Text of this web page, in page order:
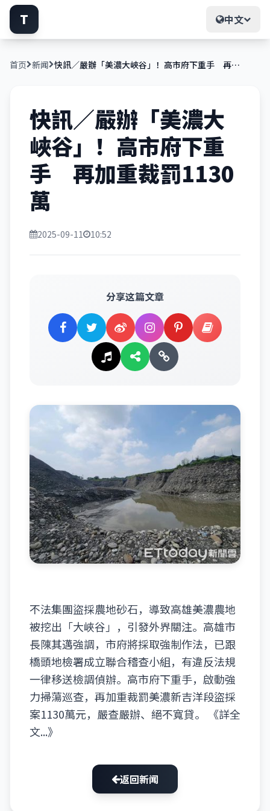
T 中文
首页 新闻 快訊／嚴辦「美濃大峽谷」！高市府下重手 再加重裁罰1130萬
快訊／嚴辦「美濃大
峽谷」！高市府下重
手 再加重裁罰1130
萬
2025-09-11 10:52
分享这篇文章
不法集團盜採農地砂石，導致高雄美濃農地
被挖出「大峽谷」，引發外界關注。高雄市
長陳其邁強調，市府將採取強制作法，已跟
橋頭地檢署成立聯合稽查小組，有違反法規
一律移送檢調偵辦。高市府下重手，啟動強
力掃蕩巡查，再加重裁罰美濃新吉洋段盜採
案1130萬元，嚴查嚴辦、絕不寬貸。
《詳全
文...》
返回新闻